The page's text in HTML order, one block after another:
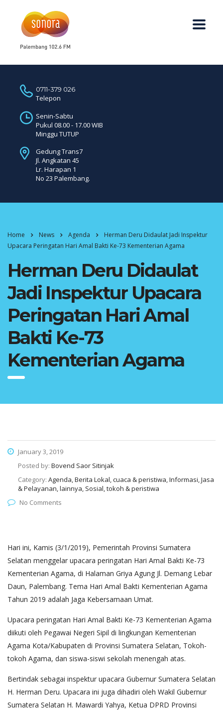
0711-379 026
Telepon
Senin-Sabtu
Pukul 08.00 - 17.00 WIB
Minggu TUTUP
Gedung Trans7
Jl. Angkatan 45
Lr. Harapan 1
No 23 Palembang.
Home News Agenda
Herman Deru Didaulat Jadi Inspektur
Upacara Peringatan Hari Amal Bakti Ke-73 Kementerian Agama
Herman Deru Didaulat
Jadi Inspektur Upacara
Peringatan Hari Amal
Bakti Ke-73
Kementerian Agama
January 3, 2019
Posted by: Bovend Saor Sitinjak
Category: Agenda, Berita Lokal, cuaca & peristiwa, Informasi, Jasa
& Pelayanan, lainnya, Sosial, tokoh & peristiwa
No Comments
Hari ini, Kamis (3/1/2019), Pemerintah Provinsi Sumatera
Selatan menggelar upacara peringatan Hari Amal Bakti Ke-73
Kementerian Agama, di Halaman Griya Agung Jl. Demang Lebar
Daun, Palembang. Tema Hari Amal Bakti Kementerian Agama
Tahun 2019 adalah Jaga Kebersamaan Umat.
Upacara peringatan Hari Amal Bakti Ke-73 Kementerian Agama
diikuti oleh Pegawai Negeri Sipil di lingkungan Kementerian
Agama Kota/Kabupaten di Provinsi Sumatera Selatan, Tokoh-
tokoh Agama, dan siswa-siswi sekolah menengah atas.
Bertindak sebagai inspektur upacara Gubernur Sumatera Selatan
H. Herman Deru. Upacara ini juga dihadiri oleh Wakil Gubernur
Sumatera Selatan H. Mawardi Yahya, Ketua DPRD Provinsi